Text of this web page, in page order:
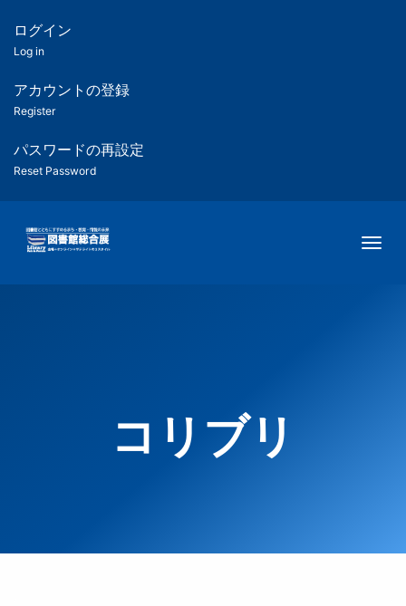
ツ
匿
名
ユ
ー
ー
用
メ
ログイン
Log in
アカウントの登録
Register
パスワードの再設定
Reset Password
コリブリ